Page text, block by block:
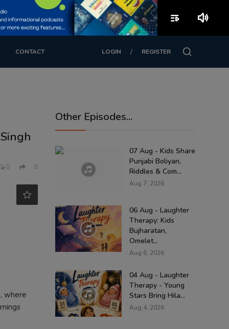
CONTACT LOGIN / REGISTER
0 0
where
Other Episodes...
07 Aug - Kids Share
Punjabi Boliyan,
Riddles & Com...
Aug 7, 2026
06 Aug - Laughter
Therapy: Kids
Bujharatan,
Omelet...
Aug 6, 2026
04 Aug - Laughter
Therapy - Young
Stars Bring Hila...
Aug 4, 2026
playlist_play volume_up